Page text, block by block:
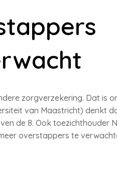
zorgverzekering. Dat is
van Maastricht) denkt
de 8. Ook toezichthouder
overstappers te